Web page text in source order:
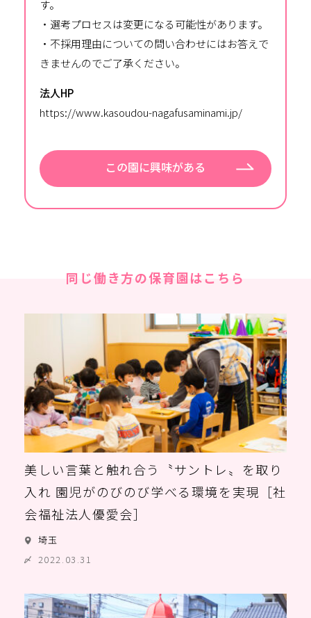
す。
・選考プロセスは変更になる可能性があります。
・不採用理由についての問い合わせにはお答えで
きませんのでご了承ください。
法人HP
https://www.kasoudou-nagafusaminami.jp/
この園に興味がある
同じ働き方の保育園はこちら
美しい言葉と触れ合う〝サントレ〟を取り
入れ 園児がのびのび学べる環境を実現［社
会福祉法人優愛会］
埼玉
2022.03.31